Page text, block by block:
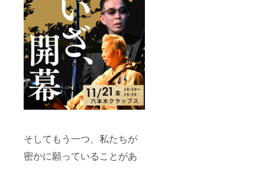
そしてもう一つ、私たちが
密かに願っていることがあ